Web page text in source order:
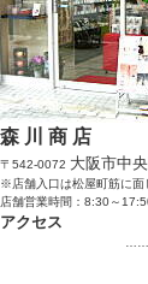
森 川 商 店
〒542-0072 大阪市中
※店舗入口は松屋町筋に面
店舗営業時間：8:30～
アクセス